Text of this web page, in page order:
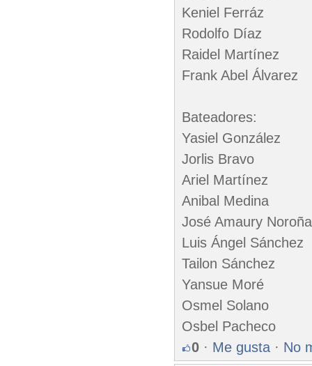
Keniel Ferráz
Rodolfo Díaz
Raidel Martínez
Frank Abel Álvarez
Bateadores:
Yasiel González
Jorlis Bravo
Ariel Martínez
Anibal Medina
José Amaury Noroña
Luis Ángel Sánchez
Tailon Sánchez
Yansue Moré
Osmel Solano
Osbel Pacheco
0 · Me gusta · No